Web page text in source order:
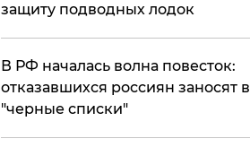
защиту подводных лодок
​В РФ началась волна повесток:
отказавшихся россиян заносят в
"черные списки"